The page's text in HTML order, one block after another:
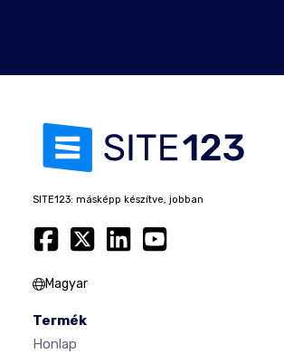
SITE123: másképp készítve, jobban
Magyar
Termék
Honlap